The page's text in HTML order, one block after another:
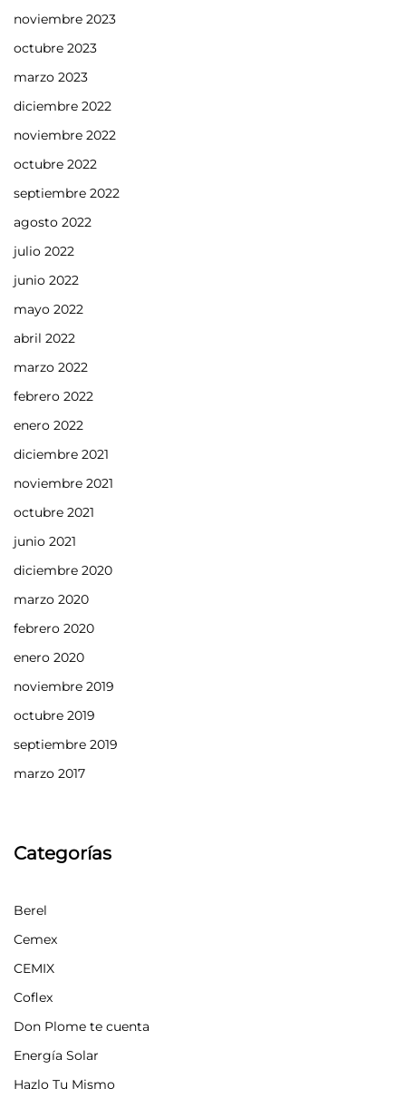
noviembre 2023
octubre 2023
marzo 2023
diciembre 2022
noviembre 2022
octubre 2022
septiembre 2022
agosto 2022
julio 2022
junio 2022
mayo 2022
abril 2022
marzo 2022
febrero 2022
enero 2022
diciembre 2021
noviembre 2021
octubre 2021
junio 2021
diciembre 2020
marzo 2020
febrero 2020
enero 2020
noviembre 2019
octubre 2019
septiembre 2019
marzo 2017
Categorías
Berel
Cemex
CEMIX
Coflex
Don Plome te cuenta
Energía Solar
Hazlo Tu Mismo